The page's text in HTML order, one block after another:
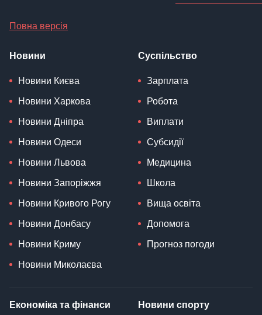
Повна версія
Новини
Новини Києва
Новини Харкова
Новини Дніпра
Новини Одеси
Новини Львова
Новини Запоріжжя
Новини Кривого Рогу
Новини Донбасу
Новини Криму
Новини Миколаєва
Суспільство
Зарплата
Робота
Виплати
Субсидії
Медицина
Школа
Вища освіта
Допомога
Прогноз погоди
Економіка та фінанси Новини спорту